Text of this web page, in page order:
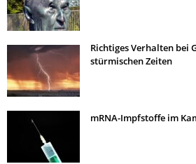
Richtiges Verhalten bei
stürmischen Zeiten
mRNA-Impfstoffe im